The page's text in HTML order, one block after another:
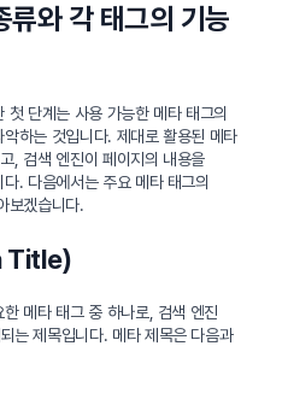
류와 각 태그의 기능
단계는 사용 가능한 메타 태그의
하는 것입니다. 제대로 활용된 메타
, 검색 엔진이 페이지의 내용을
. 다음에서는 주요 메타 태그의
보겠습니다.
Title)
메타 태그 중 하나로, 검색 엔진
는 제목입니다. 메타 제목은 다음과